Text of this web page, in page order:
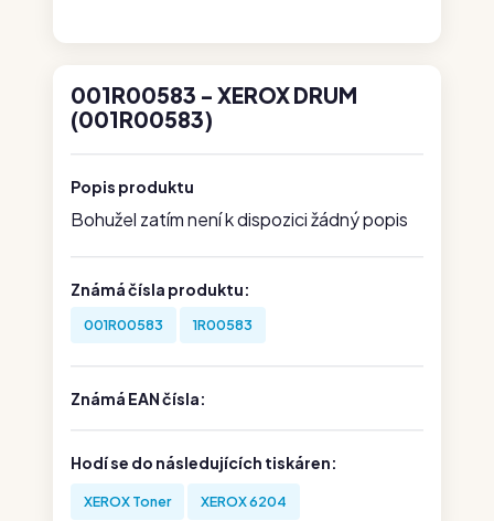
001R00583 - XEROX DRUM
(001R00583)
Popis produktu
Bohužel zatím není k dispozici žádný popis
Známá čísla produktu:
001R00583 1R00583
Známá EAN čísla:
Hodí se do následujících tiskáren:
XEROX Toner XEROX 6204